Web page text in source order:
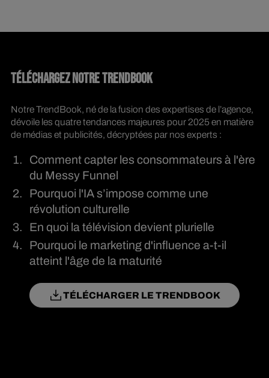
TÉLÉCHARGEZ NOTRE TRENDBOOK
Notre TrendBook, né de la fusion des expertises de l’agence,
dévoile les quatre tendances majeures pour 2025 en matière
de médias et publicités, décryptées par nos experts :
Comment capter les consommateurs à l'ère
du Messy Funnel
Pourquoi l'IA s’impose comme une
révolution culturelle
En quoi la télévision devient plurielle
Pourquoi le marketing d'influence a-t-il
atteint l'âge de la maturité
TÉLÉCHARGER LE TRENDBOOK